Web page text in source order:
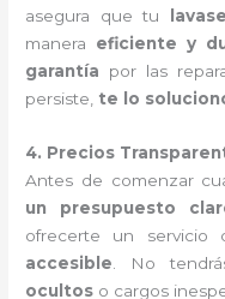
asegura que tu
manera eficiente y
garantía por las
persiste, te lo
4. Precios
Antes de comenzar
un presupuesto
ofrecerte un
accesible . No
ocultos o cargos